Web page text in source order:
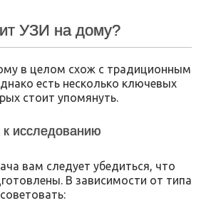
УЗИ на дому?
в целом схож с традиционным
есть несколько ключевых
стоит упомянуть.
к исследованию
вам следует убедиться, что
В зависимости от типа